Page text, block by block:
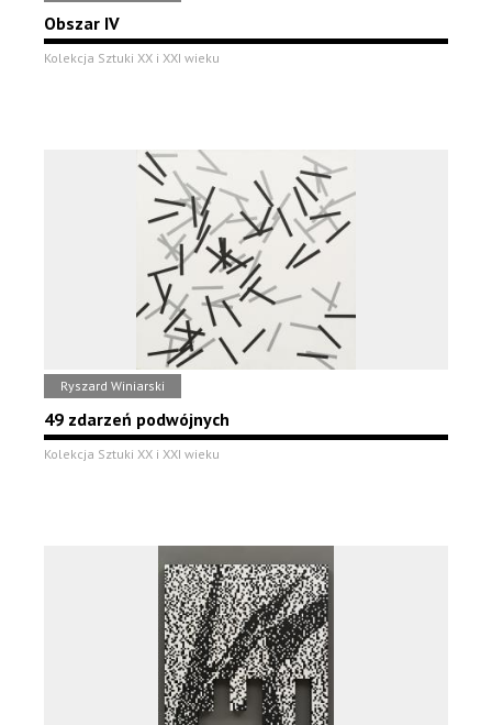
Obszar IV
Kolekcja Sztuki XX i XXI wieku
Ryszard Winiarski
49 zdarzeń podwójnych
Kolekcja Sztuki XX i XXI wieku